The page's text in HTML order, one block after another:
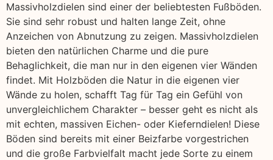
Massivholzdielen sind einer der beliebtesten Fußböden.
Sie sind sehr robust und halten lange Zeit, ohne
Anzeichen von Abnutzung zu zeigen. Massivholzdielen
bieten den natürlichen Charme und die pure
Behaglichkeit, die man nur in den eigenen vier Wänden
findet. Mit Holzböden die Natur in die eigenen vier
Wände zu holen, schafft Tag für Tag ein Gefühl von
unvergleichlichem Charakter – besser geht es nicht als
mit echten, massiven Eichen- oder Kieferndielen! Diese
Böden sind bereits mit einer Beizfarbe vorgestrichen
und die große Farbvielfalt macht jede Sorte zu einem